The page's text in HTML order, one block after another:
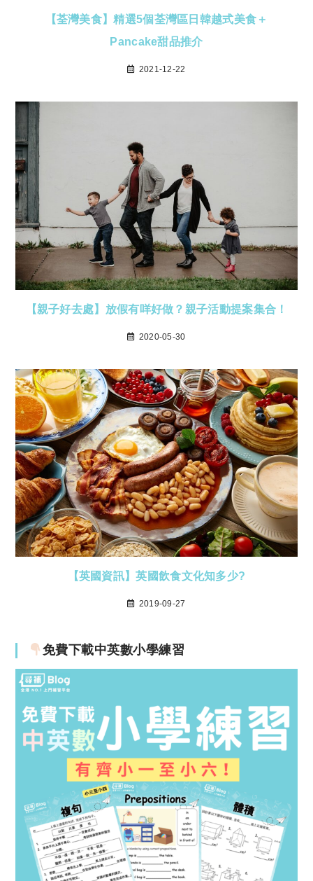
【荃灣美食】精選5個荃灣區日韓越式美食＋
Pancake甜品推介
2021-12-22
【親子好去處】放假有咩好做？親子活動提案集合！
2020-05-30
【英國資訊】英國飲食文化知多少?
2019-09-27
免費下載中英數小學練習